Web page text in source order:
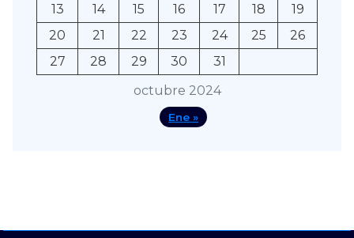
octubre 2024
13
14 15 16 17 18
19
20
21 22 23 24 25
26
27
28 29 30 31
Ene »